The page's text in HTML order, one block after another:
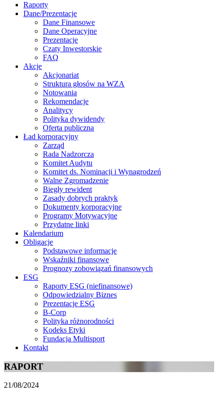
Raporty
Dane/Prezentacje
Dane Finansowe
Dane Operacyjne
Prezentacje
Czaty Inwestorskie
FAQ
Akcje
Akcjonariat
Struktura głosów na WZA
Notowania
Rekomendacje
Analitycy
Polityka dywidendy
Oferta publiczna
Ład korporacyjny
Zarząd
Rada Nadzorcza
Komitet Audytu
Komitet ds. Nominacji i Wynagrodzeń
Walne Zgromadzenie
Biegły rewident
Zasady dobrych praktyk
Dokumenty korporacyjne
Programy Motywacyjne
Przydatne linki
Kalendarium
Obligacje
Podstawowe informacje
Wskaźniki finansowe
Prognozy zobowiązań finansowych
ESG
Raporty ESG (niefinansowe)
Odpowiedzialny Biznes
Prezentacje ESG
B-Corp
Polityka różnorodności
Kodeks Etyki
Fundacja Multisport
Kontakt
RAPORT
21/08/2024